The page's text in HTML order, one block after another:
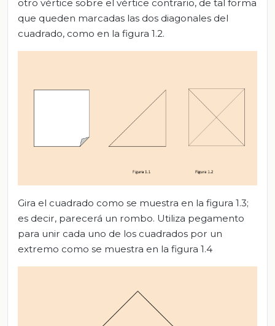
otro vértice sobre el vértice contrario, de tal forma
que queden marcadas las dos diagonales del
cuadrado, como en la figura 1.2.
Gira el cuadrado como se muestra en la figura 1.3;
es decir, parecerá un rombo. Utiliza pegamento
para unir cada uno de los cuadrados por un
extremo como se muestra en la figura 1.4